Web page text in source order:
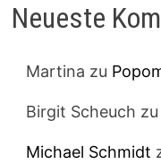
Neueste
Martina zu
Birgit Scheuch zu
Michael Schmidt